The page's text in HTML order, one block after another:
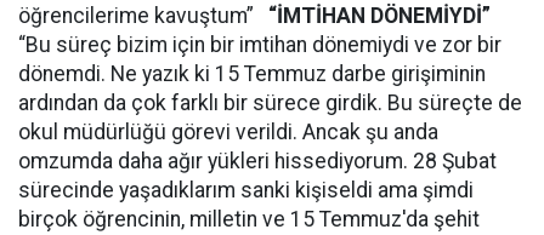
öğrencilerime kavuştum” “İMTİHAN DÖNEMİYDİ”
“Bu süreç bizim için bir imtihan dönemiydi ve zor bir
dönemdi. Ne yazık ki 15 Temmuz darbe girişiminin
ardından da çok farklı bir sürece girdik. Bu süreçte de
okul müdürlüğü görevi verildi. Ancak şu anda
omzumda daha ağır yükleri hissediyorum. 28 Şubat
sürecinde yaşadıklarım sanki kişiseldi ama şimdi
birçok öğrencinin, milletin ve 15 Temmuz'da şehit